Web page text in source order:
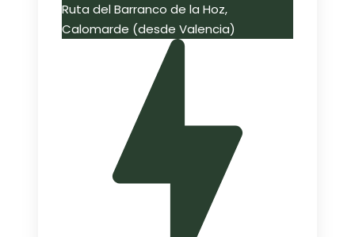
Ruta del Barranco de la Hoz,
Calomarde (desde Valencia)